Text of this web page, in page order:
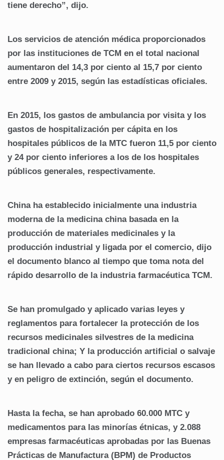
tiene derecho”, dijo.
Los servicios de atención médica proporcionados
por las instituciones de TCM en el total nacional
aumentaron del 14,3 por ciento al 15,7 por ciento
entre 2009 y 2015, según las estadísticas oficiales.
En 2015, los gastos de ambulancia por visita y los
gastos de hospitalización per cápita en los
hospitales públicos de la MTC fueron 11,5 por ciento
y 24 por ciento inferiores a los de los hospitales
públicos generales, respectivamente.
China ha establecido inicialmente una industria
moderna de la medicina china basada en la
producción de materiales medicinales y la
producción industrial y ligada por el comercio, dijo
el documento blanco al tiempo que toma nota del
rápido desarrollo de la industria farmacéutica TCM.
Se han promulgado y aplicado varias leyes y
reglamentos para fortalecer la protección de los
recursos medicinales silvestres de la medicina
tradicional china; Y la producción artificial o salvaje
se han llevado a cabo para ciertos recursos escasos
y en peligro de extinción, según el documento.
Hasta la fecha, se han aprobado 60.000 MTC y
medicamentos para las minorías étnicas, y 2.088
empresas farmacéuticas aprobadas por las Buenas
Prácticas de Manufactura (BPM) de Productos